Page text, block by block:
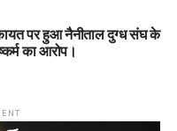
पर हुआ नैनीताल दुग्ध संघ के
का आरोप।